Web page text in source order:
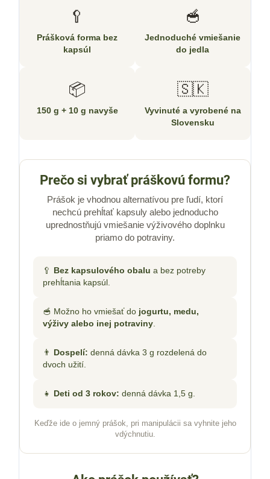
🥄
Prášková forma bez
kapsúl
🥣
Jednoduché vmiešanie
do jedla
📦
150 g + 10 g navyše
🇸🇰
Vyvinuté a vyrobené na
Slovensku
Prečo si vybrať práškovú formu?
Prášok je vhodnou alternatívou pre ľudí, ktorí
nechcú prehĺtať kapsuly alebo jednoducho
uprednostňujú vmiešanie výživového doplnku
priamo do potraviny.
🥄 Bez kapsulového obalu a bez potreby
prehĺtania kapsúl.
🥣 Možno ho vmiešať do jogurtu, medu,
výživy alebo inej potraviny
👨 Dospelí: denná dávka 3 g rozdelená do
dvoch užití.
👧 Deti od 3 rokov: denná dávka 1,5 g.
Keďže ide o jemný prášok, pri manipulácii sa vyhnite jeho
vdýchnutiu.